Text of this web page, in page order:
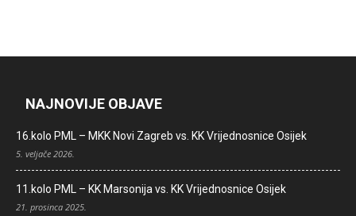
NAJNOVIJE OBJAVE
16.kolo PML – MKK Novi Zagreb vs. KK Vrijednosnice Osijek
5. veljače 2026.
11.kolo PML – KK Marsonija vs. KK Vrijednosnice Osijek
21. prosinca 2025.